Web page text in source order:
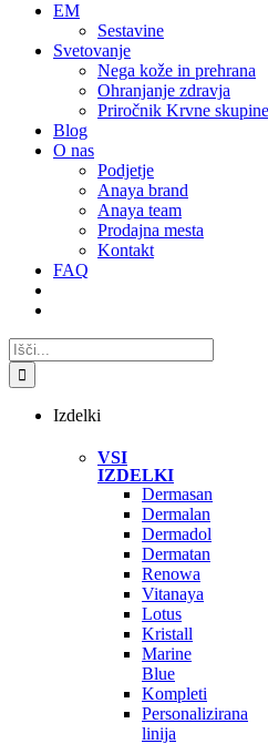
EM
Sestavine
Svetovanje
Nega kože in prehrana
Ohranjanje zdravja
Priročnik Krvne skupine
Blog
O nas
Podjetje
Anaya brand
Anaya team
Prodajna mesta
Kontakt
FAQ
Search
for:
Izdelki
VSI
IZDELKI
Dermasan
Dermalan
Dermadol
Dermatan
Renowa
Vitanaya
Lotus
Kristall
Marine
Blue
Kompleti
Personalizirana
linija